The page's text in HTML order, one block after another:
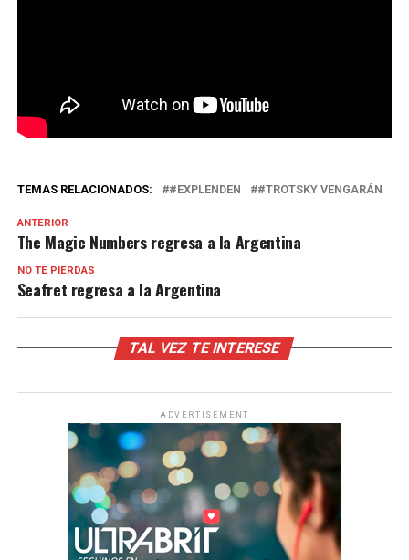
TEMAS RELACIONADOS: #EXPLENDEN #TROTSKY VENGARÁN
ANTERIOR
The Magic Numbers regresa a la Argentina
NO TE PIERDAS
Seafret regresa a la Argentina
TAL VEZ TE INTERESE
ADVERTISEMENT